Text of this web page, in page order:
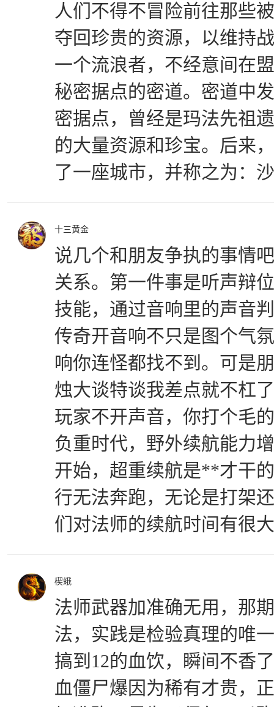
人们不得不冒险前往那些
夺回珍贵的资源，以维持
一个流浪者，不经意间在
秘密据点的密道。密道中
密据点，曾经是玛法先祖
的大量资源和珍宝。后来
了一座城市，并称之为：
十三黄金
说几个和朋友争执的事情
关系。第一件事是听声辩
技能，通过音响里的声音
传奇开音响不只是图个气
响你连怪都找不到。可是
烛大谈特谈我差点就不杠
玩家不开声音，你打个毛
负重时代，野外续航能力
开始，超重续航是**才干
行无法奔跑，无论是打架
们对法师的续航时间有很
楔蛾
法师武器加准确无用，那
法，实践是检验真理的唯
搞到12的血饮，瞬间不香
血僵尸爆因为稀有才贵，